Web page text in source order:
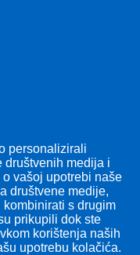
nas!
personalizirali
društvenih medija i
vašoj upotrebi naše
društvene medije,
s drugim
prikupili dok ste
korištenja naših
upotrebu kolačića.